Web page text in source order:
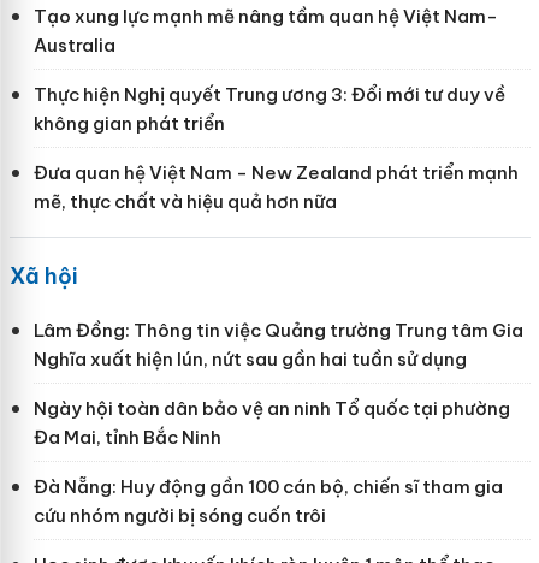
Tạo xung lực mạnh mẽ nâng tầm quan hệ Việt Nam-
Australia
Thực hiện Nghị quyết Trung ương 3: Đổi mới tư duy về
không gian phát triển
Đưa quan hệ Việt Nam - New Zealand phát triển mạnh
mẽ, thực chất và hiệu quả hơn nữa
Xã hội
Lâm Đồng: Thông tin việc Quảng trường Trung tâm Gia
Nghĩa xuất hiện lún, nứt sau gần hai tuần sử dụng
Ngày hội toàn dân bảo vệ an ninh Tổ quốc tại phường
Đa Mai, tỉnh Bắc Ninh
Đà Nẵng: Huy động gần 100 cán bộ, chiến sĩ tham gia
cứu nhóm người bị sóng cuốn trôi